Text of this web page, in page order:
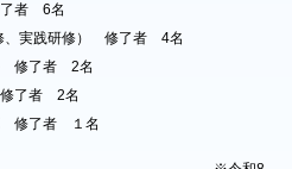
者 6名
、実践研修） 修了者 4名
修了者 2名
了者 2名
加算 修了者 １名